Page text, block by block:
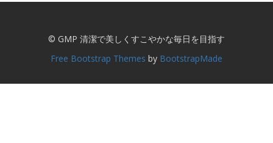
© GMP 清潔で美しくすこやかな毎日を目指す
Free Bootstrap Themes by BootstrapMade